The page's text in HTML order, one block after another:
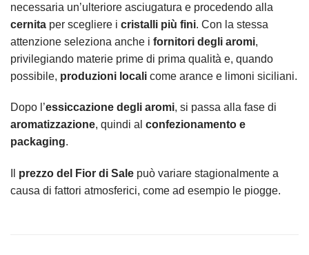
necessaria un’ulteriore asciugatura e procedendo alla
cernita per scegliere i cristalli più fini. Con la stessa
attenzione seleziona anche i fornitori degli aromi,
privilegiando materie prime di prima qualità e, quando
possibile, produzioni locali come arance e limoni siciliani.
Dopo l’essiccazione degli aromi, si passa alla fase di
aromatizzazione, quindi al confezionamento e
packaging.
prezzo del Fior di Sale può variare stagionalmente a
causa di fattori atmosferici, come ad esempio le piogge.